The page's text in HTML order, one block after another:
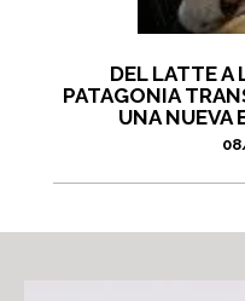
DEL LATTE A
PATAGONIA
UNA NUEVA